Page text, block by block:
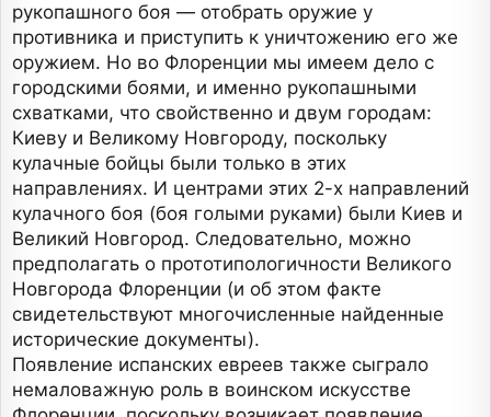
рукопашного боя — отобрать оружие у
противника и приступить к уничтожению его же
оружием. Но во Флоренции мы имеем дело с
городскими боями, и именно рукопашными
схватками, что свойственно и двум городам:
Киеву и Великому Новгороду, поскольку
кулачные бойцы были только в этих
направлениях. И центрами этих 2-х направлений
кулачного боя (боя голыми руками) были Киев и
Великий Новгород. Следовательно, можно
предполагать о прототипологичности Великого
Новгорода Флоренции (и об этом факте
свидетельствуют многочисленные найденные
исторические документы).
Появление испанских евреев также сыграло
немаловажную роль в воинском искусстве